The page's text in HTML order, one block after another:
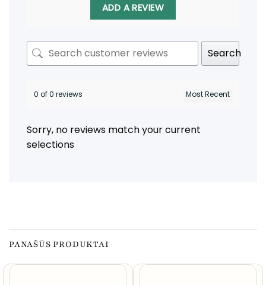
ADD A REVIEW
Search
0 of 0 reviews
Sorry, no reviews match your current
selections
PANAŠŪS PRODUKTAI